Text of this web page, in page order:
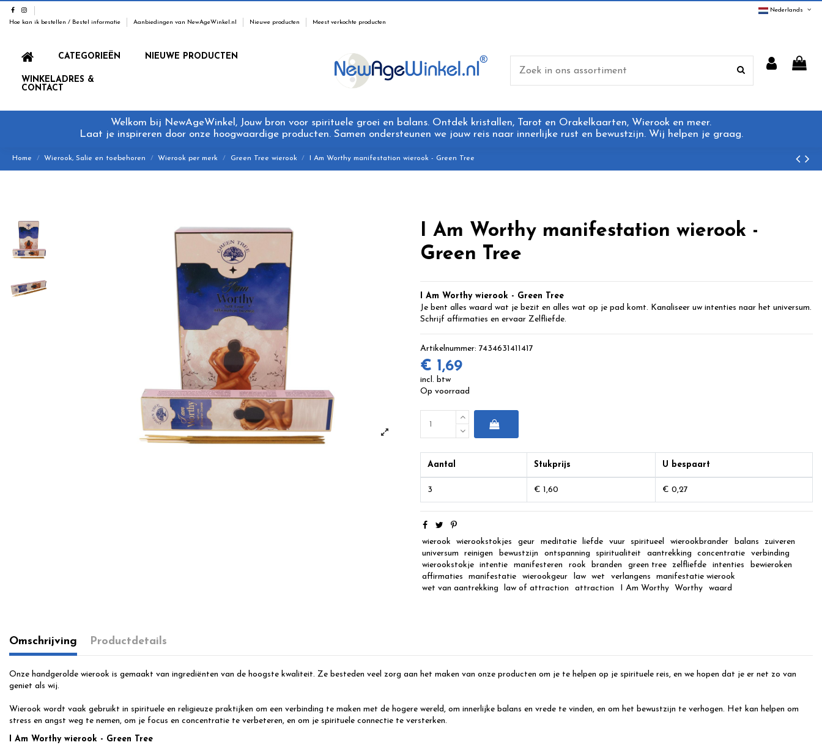
Hoe kan ik bestellen / Bestel informatie Aanbiedingen van NewAgeWinkel.nl Nieuwe producten Meest verkochte producten
Nederlands
CATEGORIEËN NIEUWE PRODUCTEN
WINKELADRES &
CONTACT
Welkom bij NewAgeWinkel, Jouw bron voor spirituele groei en balans. Ontdek kristallen, Tarot en Orakelkaarten, Wierook en meer.
Laat je inspireren door onze hoogwaardige producten. Samen ondersteunen we jouw reis naar innerlijke rust en bewustzijn. Wij helpen je graag.
Home Wierook, Salie en toebehoren Wierook per merk Green Tree wierook I Am Worthy manifestation wierook - Green Tree
I Am Worthy manifestation wierook -
Green Tree
I Am Worthy wierook - Green Tree
Je bent alles waard wat je bezit en alles wat op je pad komt. Kanaliseer uw intenties naar het universum.
Schrijf affirmaties en ervaar Zelfliefde.
Artikelnummer: 7434631411417
€ 1,69
incl. btw
Op voorraad
Aantal Stukprijs U bespaart
3 € 1,60 € 0,27
wierook wierookstokjes geur meditatie liefde vuur spiritueel wierookbrander balans
zuiveren
universum
reinigen bewustzijn ontspanning spiritualiteit aantrekking concentratie
verbinding
wierookstokje
intentie manifesteren rook branden green tree zelfliefde intenties
bewieroken
affirmaties
manifestatie wierookgeur law wet verlangens
manifestatie wierook
wet van aantrekking
law of attraction attraction I Am Worthy Worthy waard
Omschrijving Productdetails
Onze handgerolde wierook is gemaakt van ingrediënten van de hoogste kwaliteit. Ze besteden veel zorg aan het maken van onze producten om je te helpen op je spirituele reis, en we hopen dat je er net zo van
geniet als wij.
Wierook wordt vaak gebruikt in spirituele en religieuze praktijken om een verbinding te maken met de hogere wereld, om innerlijke balans en vrede te vinden, en om het bewustzijn te verhogen. Het kan helpen om
stress en angst weg te nemen, om je focus en concentratie te verbeteren, en om je spirituele connectie te versterken.
I Am Worthy wierook - Green Tree